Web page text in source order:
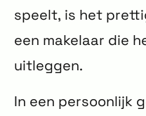
speelt, is het
een makelaar die
uitleggen.
In een persoonlijk